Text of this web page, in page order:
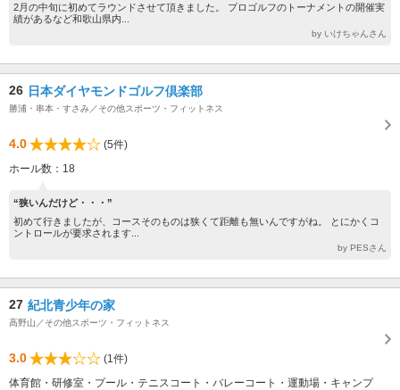
2月の中旬に初めてラウンドさせて頂きました。 プロゴルフのトーナメントの開催実
績があるなど和歌山県内...
by いけちゃんさん
26 日本ダイヤモンドゴルフ倶楽部
勝浦・串本・すさみ／その他スポーツ・フィットネス
4.0
(5件)
ホール数：18
“狭いんだけど・・・”
初めて行きましたが、コースそのものは狭くて距離も無いんですがね。 とにかくコ
ントロールが要求されます...
by PESさん
27 紀北青少年の家
高野山／その他スポーツ・フィットネス
3.0
(1件)
体育館・研修室・プール・テニスコート・バレーコート・運動場・キャンプ